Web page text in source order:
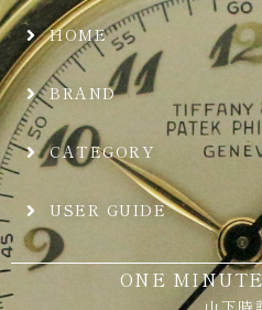
HOME
BRAND
CATEGORY
USER GUIDE
ONE